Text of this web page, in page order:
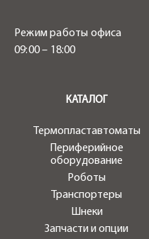
Режим работы офиса
09:00 – 18:00
КАТАЛОГ
Термопластавтоматы
Периферийное
оборудование
Роботы
Транспортеры
Шнеки
Запчасти и опции